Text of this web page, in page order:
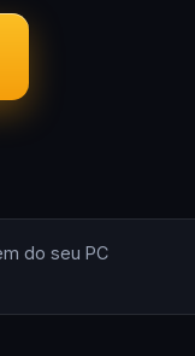
do seu PC